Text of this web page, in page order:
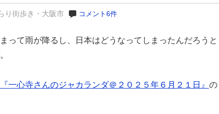
り街歩き・大阪市 コメント6件
って雨が降るし、日本はどうなってしまったんだろうと
『一心寺さんのジャカランダ＠２０２５年６月２１日』 の